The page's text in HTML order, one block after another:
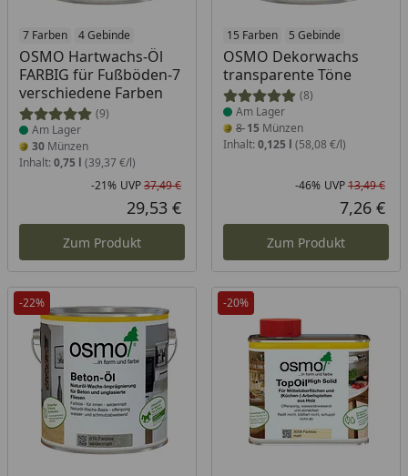
7 Farben 4 Gebinde
OSMO Hartwachs-Öl
FARBIG für Fußböden-7
verschiedene Farben
(9)
Produkt am Lager
Am Lager
30 Münzen
Inhalt: 0,75 l (39,37 €/l)
Rabatt in Prozent
-21%
Ursprünglicher Preis
UVP37,49 €
Aktueller Preis
29,53 €
Zum Produkt
15 Farben 5 Gebinde
OSMO Dekorwachs
transparente Töne
(8)
Produkt am Lager
Am Lager
815 Münzen
Inhalt: 0,125 l (58,08 €/l)
-46% UVP13,49 €
7,26 €
Zum Produkt
-22% -20%